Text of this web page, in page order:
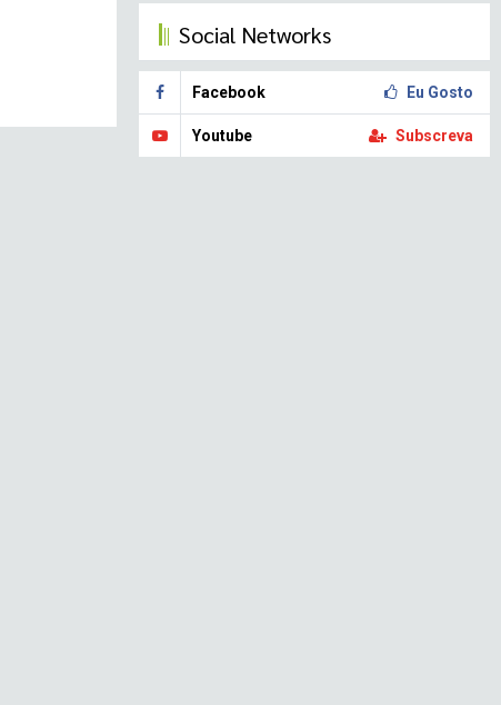
Social Networks
Facebook Eu Gosto
Youtube Subscreva